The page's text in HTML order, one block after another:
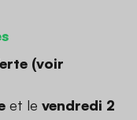
(voir
et le vendredi 2